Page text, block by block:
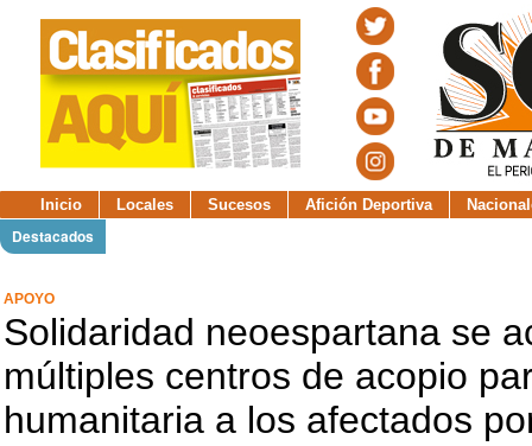
Inicio Locales Sucesos Afición Deportiva
Destacados
APOYO
Solidaridad neoespartana se
múltiples centros de acopio
humanitaria a los afectados